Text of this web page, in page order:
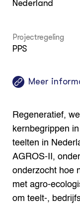
Over ons
ENGLISH
Search the
Nederland
Projectregeling
PPS
Meer
Regeneratief,
kernbegrippen
teelten in
AGROS-II,
onderzocht hoe
met agro-
om teelt-,